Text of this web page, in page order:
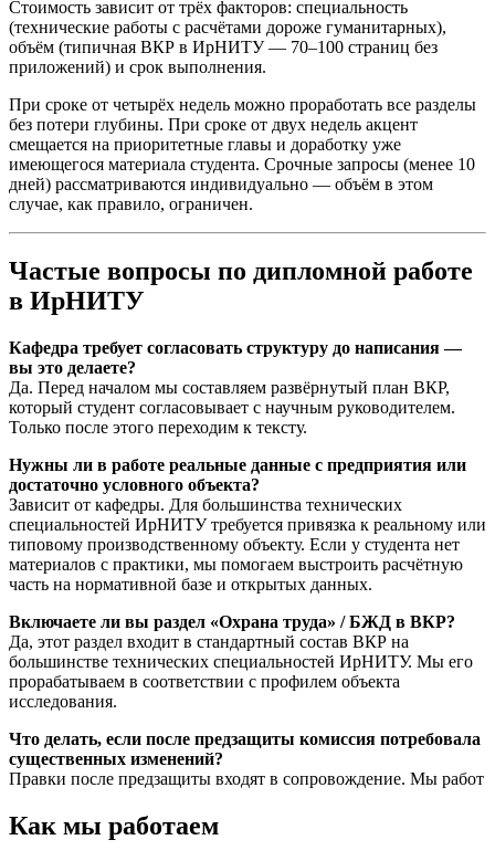
Стоимость зависит от трёх факторов: специальность
(технические работы с расчётами дороже гуманитарных),
объём (типичная ВКР в ИрНИТУ — 70–100 страниц без
приложений) и срок выполнения.
При сроке от четырёх недель можно проработать все разделы
без потери глубины. При сроке от двух недель акцент
смещается на приоритетные главы и доработку уже
имеющегося материала студента. Срочные запросы (менее 10
дней) рассматриваются индивидуально — объём в этом
случае, как правило, ограничен.
Частые вопросы по дипломной работе
в ИрНИТУ
Кафедра требует согласовать структуру до написания —
вы это делаете?
Да. Перед началом мы составляем развёрнутый план ВКР,
который студент согласовывает с научным руководителем.
Только после этого переходим к тексту.
Нужны ли в работе реальные данные с предприятия или
достаточно условного объекта?
Зависит от кафедры. Для большинства технических
специальностей ИрНИТУ требуется привязка к реальному или
типовому производственному объекту. Если у студента нет
материалов с практики, мы помогаем выстроить расчётную
часть на нормативной базе и открытых данных.
Включаете ли вы раздел «Охрана труда» / БЖД в ВКР?
Да, этот раздел входит в стандартный состав ВКР на
большинстве технических специальностей ИрНИТУ. Мы его
прорабатываем в соответствии с профилем объекта
исследования.
Что делать, если после предзащиты комиссия потребовала
существенных изменений?
Правки после предзащиты входят в сопровождение. Мы работ
Как мы работаем